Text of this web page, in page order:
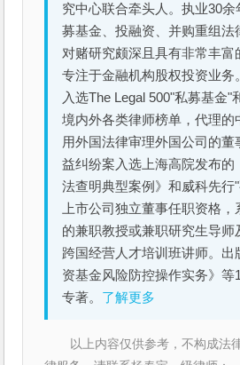
究中心联合牵头人。执业30余
募基金、投融资、并购重组法
对赌研究颇深且具有非常丰富
专注于金融机构股权投资业务
入选The Legal 500"私募基金"
境内外各类律师榜单，代理的
用外国法律审理外国公司的董
益纠纷案入选上海高院发布的
法查明典型案例》和威科先行
上市公司独立董事任职资格
的兼职教授或兼职研究生导师
跨国经营人才培训班讲师。出
资基金风险防控操作实务》等
专著。 了解更多
以上内容仅供参考，不构成法